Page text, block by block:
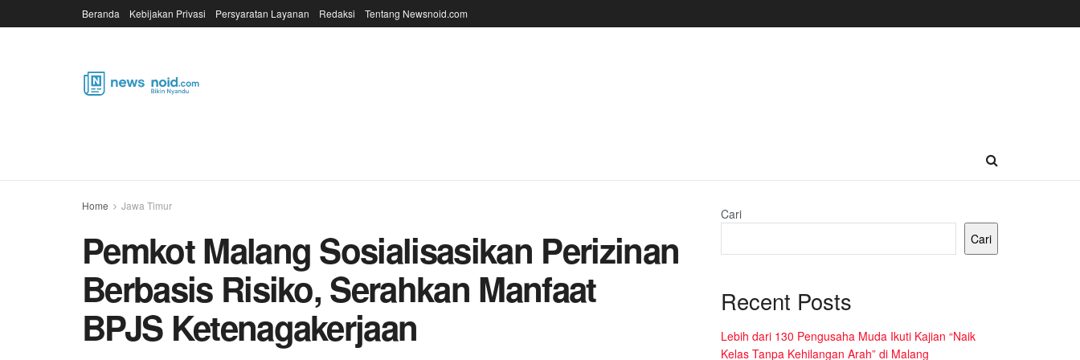
Beranda Kebijakan Privasi Persyaratan Layanan Redaksi Tentang Newsnoid.com
Home Jawa Timur
Pemkot Malang Sosialisasikan Perizinan
Berbasis Risiko, Serahkan Manfaat
BPJS Ketenagakerjaan
Cari
Cari
Recent Posts
Lebih dari 130 Pengusaha Muda Ikuti Kajian “Naik
Kelas Tanpa Kehilangan Arah” di Malang